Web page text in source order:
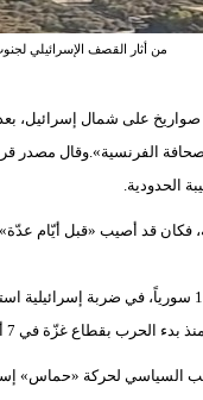
من أثار القصف الإسرائيلي
على شمال إسرائيل،
الصحافة الفرنسية».وقال
الحدودية.
فكان قد أصيب «قبل أيّام
غزّة في 7 أكتوبر (تشرين الأوّل) الماضي.
السياسي لحركة «حماس»